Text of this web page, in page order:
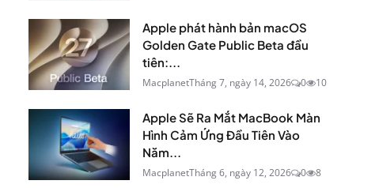
Apple phát hành bản macOS
Golden Gate Public Beta đầu
tiên:...
MacplanetTháng 7, ngày 14, 2026 0 10
Apple Sẽ Ra Mắt MacBook Màn
Hình Cảm Ứng Đầu Tiên Vào
Năm...
MacplanetTháng 6, ngày 12, 2026 0 8